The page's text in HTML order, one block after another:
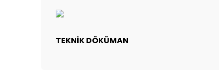
TEKNİK DÖKÜMAN